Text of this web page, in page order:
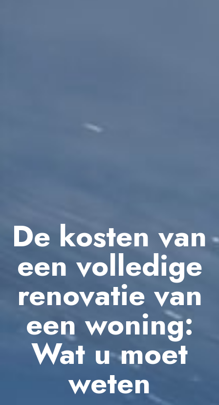
De kosten van
een volledige
renovatie van
een woning:
Wat u moet
weten